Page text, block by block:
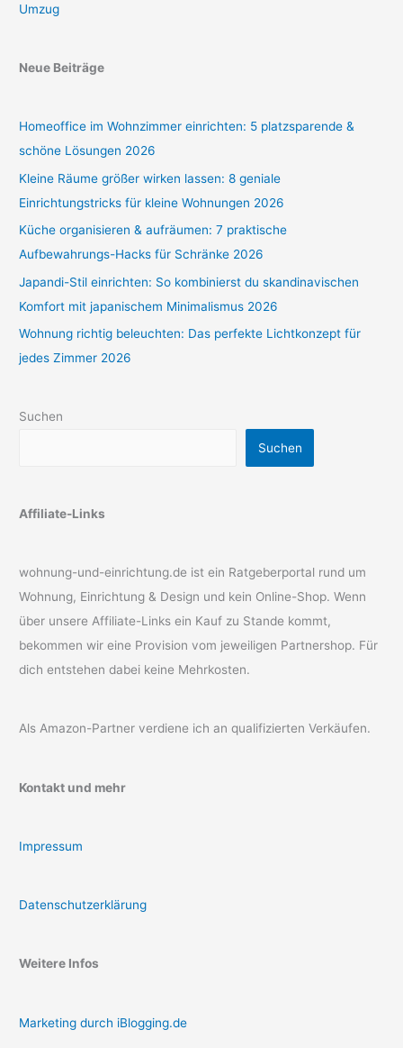
Umzug
Neue Beiträge
Homeoffice im Wohnzimmer einrichten: 5 platzsparende &
schöne Lösungen 2026
Kleine Räume größer wirken lassen: 8 geniale
Einrichtungstricks für kleine Wohnungen 2026
Küche organisieren & aufräumen: 7 praktische
Aufbewahrungs-Hacks für Schränke 2026
Japandi-Stil einrichten: So kombinierst du skandinavischen
Komfort mit japanischem Minimalismus 2026
Wohnung richtig beleuchten: Das perfekte Lichtkonzept für
jedes Zimmer 2026
Suchen
Suchen
Affiliate-Links
wohnung-und-einrichtung.de ist ein Ratgeberportal rund um
Wohnung, Einrichtung & Design und kein Online-Shop. Wenn
über unsere Affiliate-Links ein Kauf zu Stande kommt,
bekommen wir eine Provision vom jeweiligen Partnershop. Für
dich entstehen dabei keine Mehrkosten.
Als Amazon-Partner verdiene ich an qualifizierten Verkäufen.
Kontakt und mehr
Impressum
Datenschutzerklärung
Weitere Infos
Marketing durch iBlogging.de